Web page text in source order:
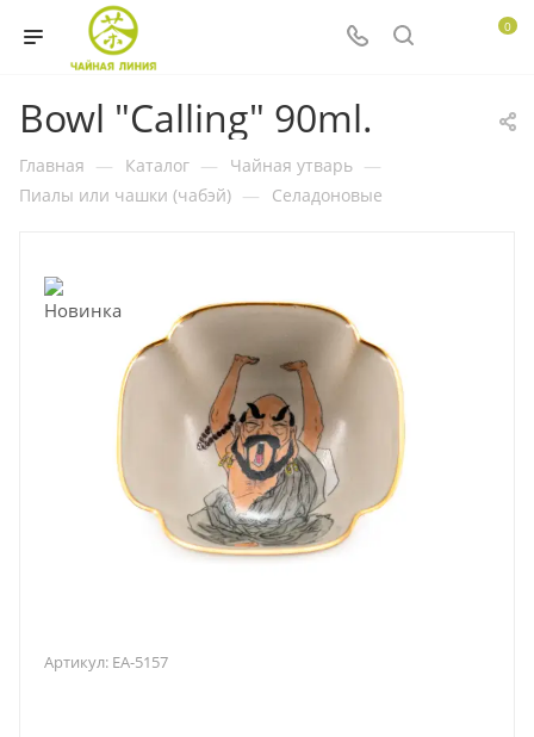
0
Bowl "Calling" 90ml.
Главная — Каталог — Чайная утварь —
Пиалы или чашки (чабэй) — Селадоновые
Артикул: EA-5157